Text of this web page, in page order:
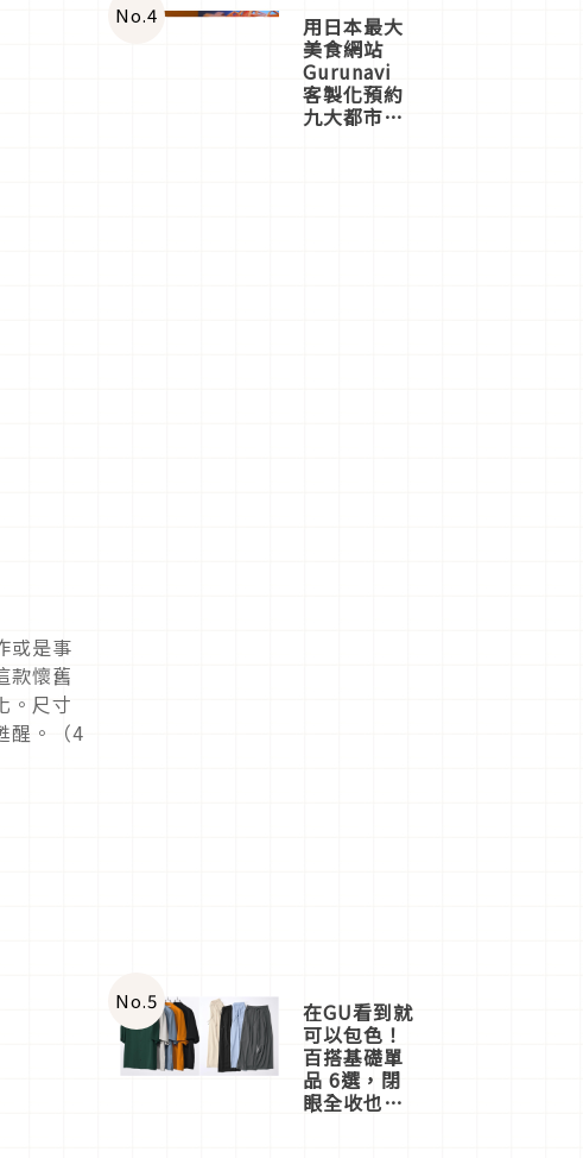
或是事
款懷舊
。尺寸
醒。（4
No.4 用日本最大
美食網站
Gurunavi
客製化預約
九大都市餐
No.5 在GU看到就
可以包色！
百搭基礎單
品 6選，閉
眼全收也不